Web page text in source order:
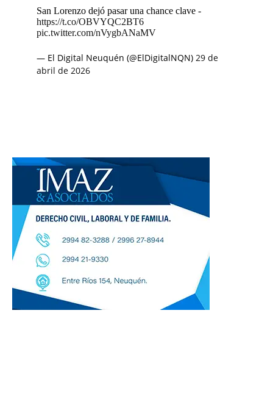
San Lorenzo dejó pasar una chance clave -
https://t.co/OBVYQC2BT6
pic.twitter.com/nVygbANaMV
— El Digital Neuquén (@ElDigitalNQN) 29 de
abril de 2026